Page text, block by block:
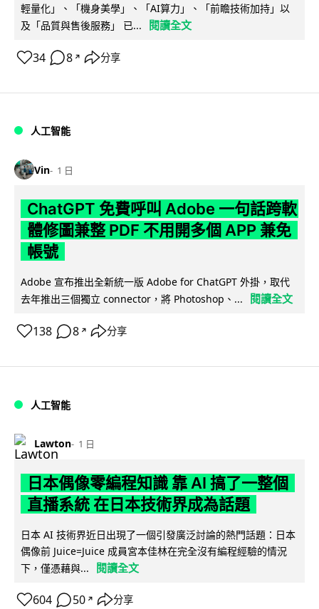
輕量化」、「機身美學」、「AI算力」、「前瞻技術加持」以
及「品質與售後服務」 已...
閱讀全文
34 8 ↗ 分享
人工智能
Vin 1 日
ChatGPT 免費呼叫 Adobe 一句話跨軟
體修圖兼整 PDF 不用開多個 APP 兼免
帳號
Adobe 宣布推出全新統一版 Adobe for ChatGPT 外掛，取代
去年推出三個獨立 connector，將 Photoshop、...
閱讀全文
138 8 ↗ 分享
人工智能
Lawton 1 日
日本偶像零編程知識 靠 AI 搞了一整個
直播系統 在日本技術界成為話題
日本 AI 技術界近日出現了一個引發廣泛討論的熱門話題：日本
偶像前 Juice=Juice 成員宮本佳林在完全沒有編程經驗的情況
下，僅憑藉與...
閱讀全文
604 50 ↗ 分享